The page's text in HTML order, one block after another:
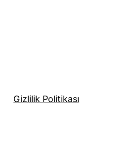
Gizlilik Politikası